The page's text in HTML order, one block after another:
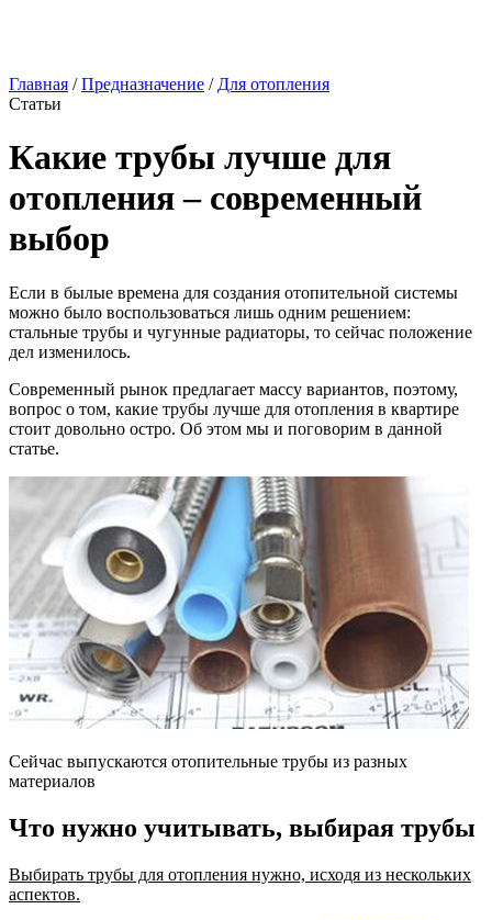
Главная /Предназначение / Для отопления
Статьи
Какие трубы лучше для
отопления – современный
выбор
Если в былые времена для создания отопительной системы
можно было воспользоваться лишь одним решением:
стальные трубы и чугунные радиаторы, то сейчас положение
дел изменилось.
Современный рынок предлагает массу вариантов, поэтому,
вопрос о том, какие трубы лучше для отопления в квартире
стоит довольно остро. Об этом мы и поговорим в данной
статье.
Сейчас выпускаются отопительные трубы из разных
материалов
Что нужно учитывать, выбирая трубы
Выбирать трубы для отопления нужно, исходя из нескольких
аспектов.